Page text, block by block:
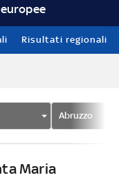
Risultati regionali
Abruzzo
Maria